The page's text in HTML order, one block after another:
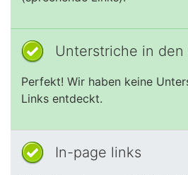
Unterstriche in den
Perfekt! Wir haben keine
Links entdeckt.
In-page links